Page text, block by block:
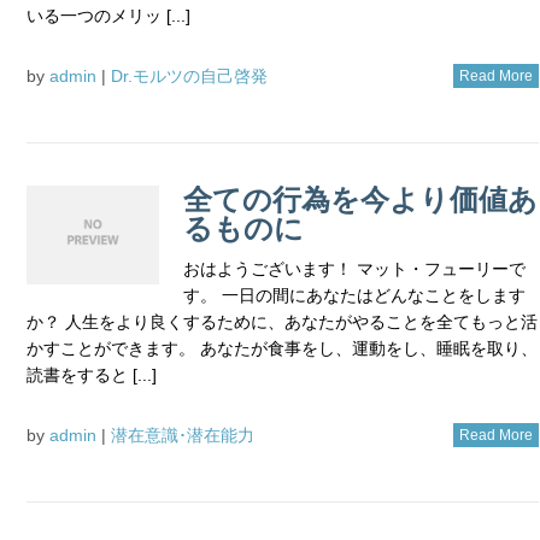
いる一つのメリッ [...]
by admin | Dr.モルツの自己啓発 Read More
全ての行為を今より価値あ
るものに
おはようございます！ マット・フューリーで
す。 一日の間にあなたはどんなことをします
か？ 人生をより良くするために、あなたがやることを全てもっと活
かすことができます。 あなたが食事をし、運動をし、睡眠を取り、
読書をすると [...]
by admin | 潜在意識･潜在能力 Read More